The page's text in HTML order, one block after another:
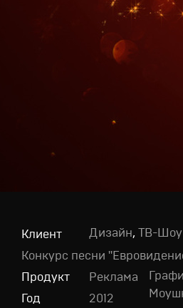
Клиент
Конкурс песни
Продукт
Реклама
Год
2012
Дизайн, ТВ-Шоу